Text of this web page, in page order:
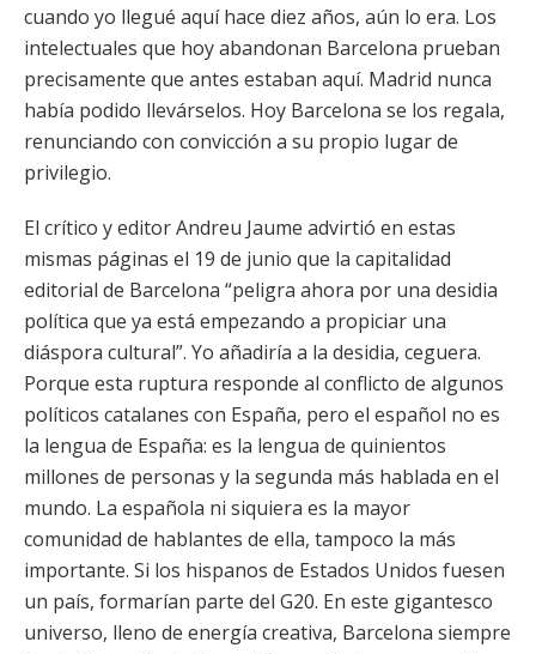
cuando yo llegué aquí hace diez años, aún lo era. Los
intelectuales que hoy abandonan Barcelona prueban
precisamente que antes estaban aquí. Madrid nunca
había podido llevárselos. Hoy Barcelona se los regala,
renunciando con convicción a su propio lugar de
privilegio.
El crítico y editor Andreu Jaume advirtió en estas
mismas páginas el 19 de junio que la capitalidad
editorial de Barcelona “peligra ahora por una desidia
política que ya está empezando a propiciar una
diáspora cultural”. Yo añadiría a la desidia, ceguera.
Porque esta ruptura responde al conflicto de algunos
políticos catalanes con España, pero el español no es
la lengua de España: es la lengua de quinientos
millones de personas y la segunda más hablada en el
mundo. La española ni siquiera es la mayor
comunidad de hablantes de ella, tampoco la más
importante. Si los hispanos de Estados Unidos fuesen
un país, formarían parte del G20. En este gigantesco
universo, lleno de energía creativa, Barcelona siempre